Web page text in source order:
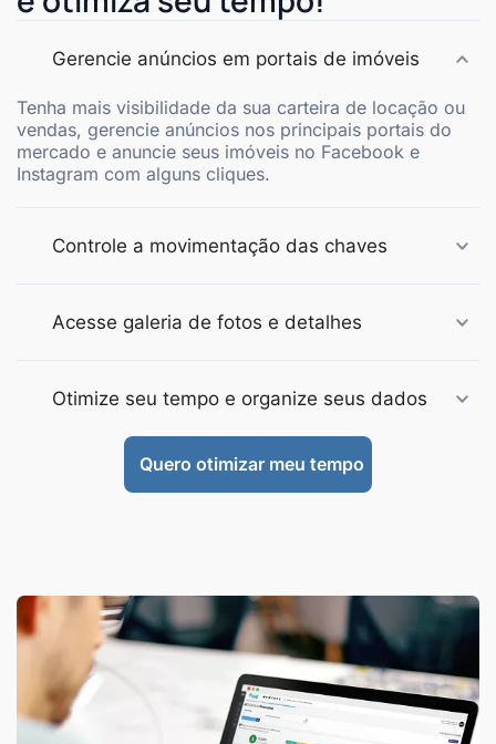
Gerencie anúncios em portais de imóveis
Tenha mais visibilidade da sua carteira de locação ou
vendas, gerencie anúncios nos principais portais do
mercado e anuncie seus imóveis no Facebook e
Instagram com alguns cliques.
Controle a movimentação das chaves
Acesse galeria de fotos e detalhes
Otimize seu tempo e organize seus dados
Quero otimizar meu tempo